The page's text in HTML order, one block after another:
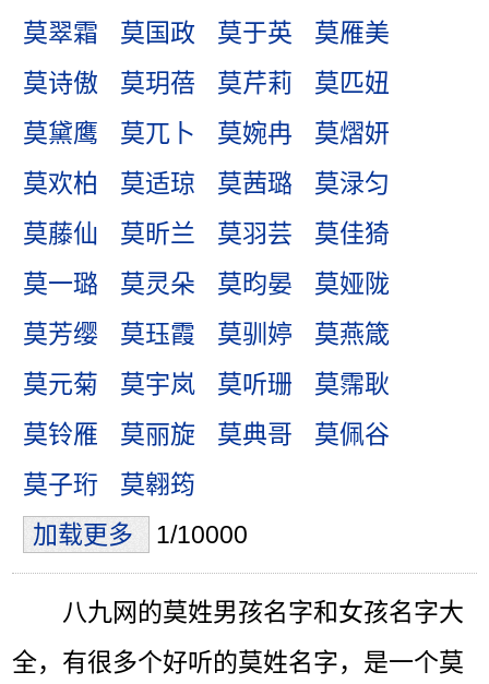
莫翠霜
莫国政 莫于英
莫雁美
莫诗傲
莫玥蓓 莫芹莉
莫匹妞
莫黛鹰
莫兀卜 莫婉冉
莫熠妍
莫欢柏
莫适琼 莫茜璐
莫渌匀
莫藤仙
莫昕兰 莫羽芸
莫佳猗
莫一璐
莫灵朵 莫昀晏
莫娅陇
莫芳缨
莫珏霞 莫驯婷
莫燕箴
莫元菊
莫宇岚 莫听珊
莫霈耿
莫铃雁
莫丽旋 莫典哥
莫佩谷
莫子珩
莫翱筠
加载更多
1/10000
八九网的莫姓男孩名字和女孩名字大
全，有很多个好听的莫姓名字，是一个莫